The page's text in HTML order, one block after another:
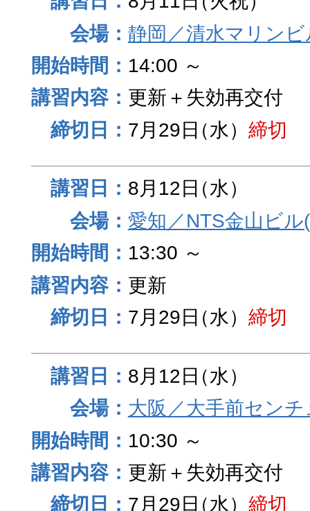
静岡／清水マリンビ
14:00 ～
更新＋失効再交付
7月29日（水） 締切
8月12日（水）
愛知／NTS金山ビ
13:30 ～
更新
7月29日（水） 締切
8月12日（水）
大阪／大手前セン
10:30 ～
更新＋失効再交付
7月29日（水） 締切